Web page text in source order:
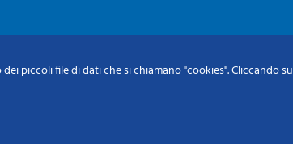
piccoli file di dati che si chiamano "cookies". Cliccando su